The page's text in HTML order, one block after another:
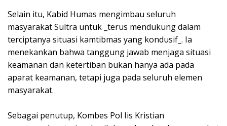
Selain itu, Kabid Humas mengimbau seluruh
masyarakat Sultra untuk _terus mendukung dalam
terciptanya situasi kamtibmas yang kondusif_. Ia
menekankan bahwa tanggung jawab menjaga situasi
keamanan dan ketertiban bukan hanya ada pada
aparat keamanan, tetapi juga pada seluruh elemen
masyarakat.
Sebagai penutup, Kombes Pol Iis Kristian